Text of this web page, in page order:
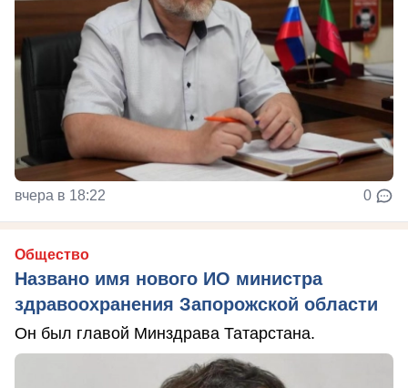
вчера в 18:22 0
Общество
Названо имя нового ИО министра
здравоохранения Запорожской области
Он был главой Минздрава Татарстана.